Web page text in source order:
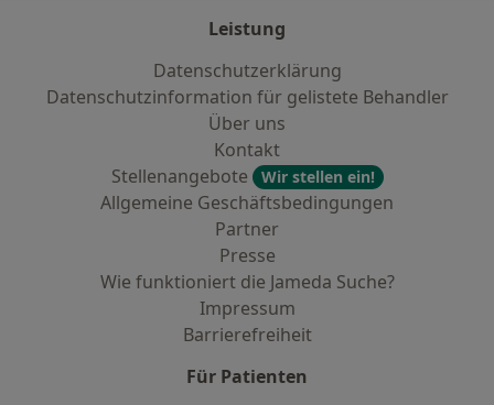
Leistung
Datenschutzerklärung
Datenschutzinformation für gelistete Behandler
Über uns
Kontakt
Stellenangebote
Wir stellen ein!
Allgemeine Geschäftsbedingungen
Partner
Presse
Wie funktioniert die Jameda Suche?
Impressum
Barrierefreiheit
Für Patienten